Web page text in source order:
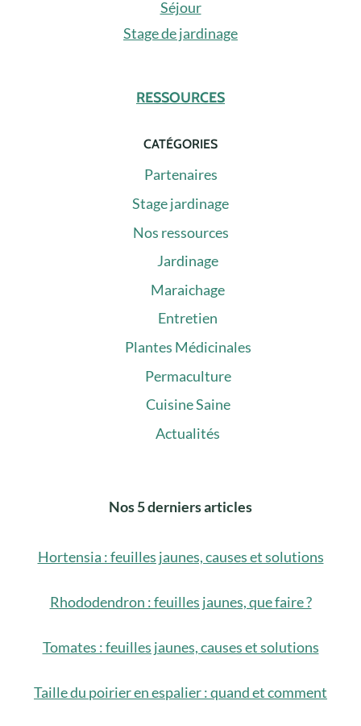
Séjour
Stage de jardinage
RESSOURCES
CATÉGORIES
Partenaires
Stage jardinage
Nos ressources
Jardinage
Maraichage
Entretien
Plantes Médicinales
Permaculture
Cuisine Saine
Actualités
Nos 5 derniers articles
Hortensia : feuilles jaunes, causes et solutions
Rhododendron : feuilles jaunes, que faire ?
Tomates : feuilles jaunes, causes et solutions
Taille du poirier en espalier : quand et comment